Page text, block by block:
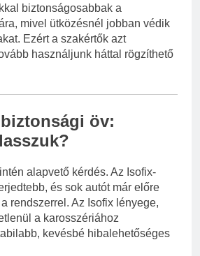
biztonságosabbak a
mivel ütközésnél jobban védik
Ezért a szakértők azt
használjunk háttal rögzíthető
öv:
alapvető kérdés. Az Isofix-
és sok autót már előre
rendszerrel. Az Isofix lényege,
a karosszériához
kevésbé hibalehetőséges